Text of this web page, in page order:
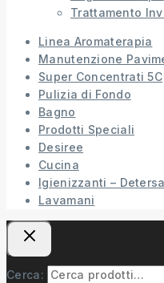
Trattamento
Linea Aromaterapia
Manutenzione
Super Concentrati 5C
Pulizia di Fondo
Bagno
Prodotti Speciali
Desiree
Cucina
Igienizzanti –
Lavamani
Cerca: